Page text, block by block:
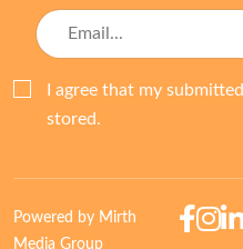
I agree that my
stored.
Powered by Mirth
Media Group